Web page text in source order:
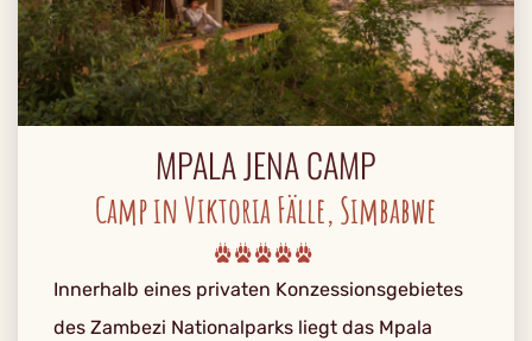
MPALA JENA CAMP
Camp in Viktoria Fälle, Simbabwe
Innerhalb eines privaten Konzessionsgebietes
des Zambezi Nationalparks liegt das Mpala